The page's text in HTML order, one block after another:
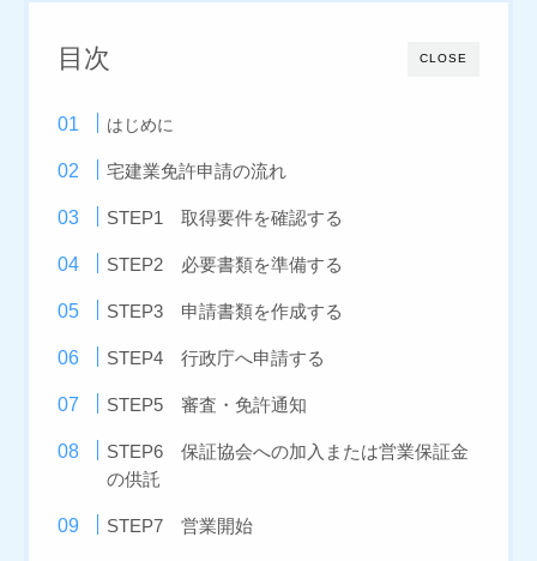
CLOSE
目次
はじめに
宅建業免許申請の流れ
STEP1 取得要件を確認する
STEP2 必要書類を準備する
STEP3 申請書類を作成する
STEP4 行政庁へ申請する
STEP5 審査・免許通知
STEP6 保証協会への加入または営業保証金
の供託
STEP7 営業開始